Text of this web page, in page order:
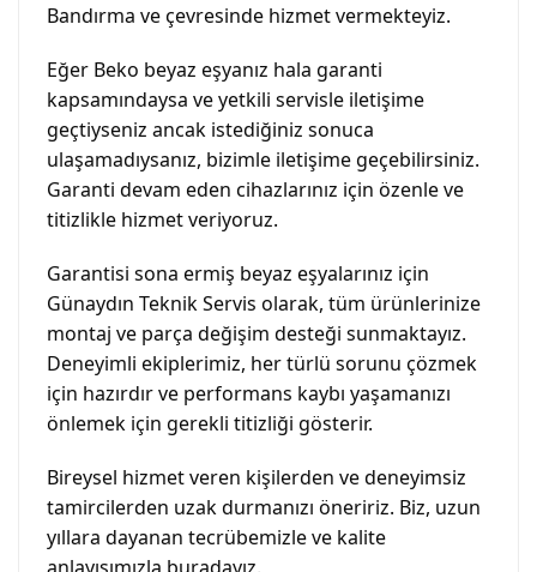
Bandırma ve çevresinde hizmet vermekteyiz.
Eğer Beko beyaz eşyanız hala garanti
kapsamındaysa ve yetkili servisle iletişime
geçtiyseniz ancak istediğiniz sonuca
ulaşamadıysanız, bizimle iletişime geçebilirsiniz.
Garanti devam eden cihazlarınız için özenle ve
titizlikle hizmet veriyoruz.
Garantisi sona ermiş beyaz eşyalarınız için
Günaydın Teknik Servis olarak, tüm ürünlerinize
montaj ve parça değişim desteği sunmaktayız.
Deneyimli ekiplerimiz, her türlü sorunu çözmek
için hazırdır ve performans kaybı yaşamanızı
önlemek için gerekli titizliği gösterir.
Bireysel hizmet veren kişilerden ve deneyimsiz
tamircilerden uzak durmanızı öneririz. Biz, uzun
yıllara dayanan tecrübemizle ve kalite